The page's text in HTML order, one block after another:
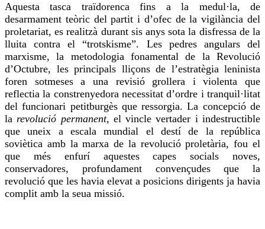
Aquesta tasca traïdorenca fins a la medul·la, de
desarmament teòric del partit i d’ofec de la vigilància del
proletariat, es realitzà durant sis anys sota la disfressa de la
lluita contra el “trotskisme”. Les pedres angulars del
marxisme, la metodologia fonamental de la Revolució
d’Octubre, les principals lliçons de l’estratègia leninista
foren sotmeses a una revisió grollera i violenta que
reflectia la constrenyedora necessitat d’ordre i tranquil·litat
del funcionari petitburgès que ressorgia. La concepció de
larevolució permanent, el vincle vertader i indestructible
que uneix a escala mundial el destí de la república
soviètica amb la marxa de la revolució proletària, fou el
que més enfurí aquestes capes socials noves,
conservadores, profundament convençudes que la
revolució que les havia elevat a posicions dirigents ja havia
complit amb la seua missió.